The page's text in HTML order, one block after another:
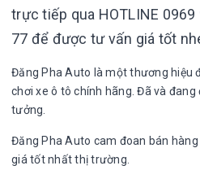
trực tiếp qua HOTLINE
77 để được tư vấn giá tốt
Đăng Pha Auto là một thương hiệu
chơi xe ô tô chính hãng. Đã và
tưởng.
Đăng Pha Auto cam đoan bán
giá tốt nhất thị trường.